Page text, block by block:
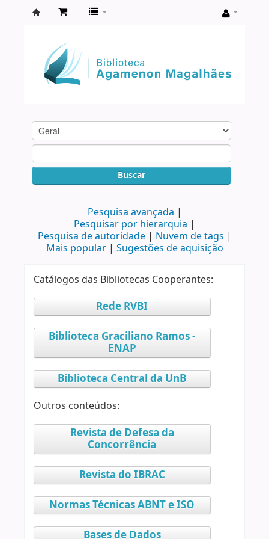
Agamenon
Magalhães
Buscar
Pesquisa avançada
Pesquisar por hierarquia
Pesquisa de autoridade
Nuvem de tags
Mais popular
Sugestões de aquisição
Catálogos das Bibliotecas Cooperantes:
Rede RVBI
Biblioteca Graciliano Ramos -
ENAP
Biblioteca Central da UnB
Outros conteúdos:
Revista de Defesa da
Concorrência
Revista do IBRAC
Normas Técnicas ABNT e ISO
Bases de Dados